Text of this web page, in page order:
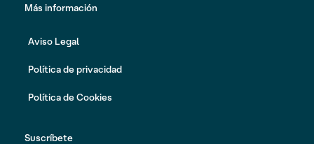
Más información
Aviso Legal
Política de privacidad
Política de Cookies
Suscríbete